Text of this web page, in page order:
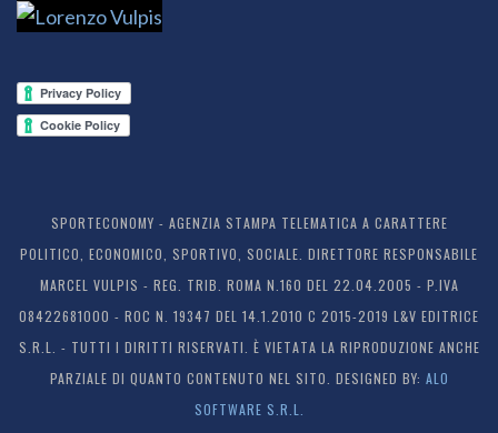
SPORTECONOMY - AGENZIA STAMPA TELEMATICA A CARATTERE
POLITICO, ECONOMICO, SPORTIVO, SOCIALE. DIRETTORE RESPONSABILE
MARCEL VULPIS - REG. TRIB. ROMA N.160 DEL 22.04.2005 - P.IVA
08422681000 - ROC N. 19347 DEL 14.1.2010 C 2015-2019 L&V EDITRICE
S.R.L. - TUTTI I DIRITTI RISERVATI. È VIETATA LA RIPRODUZIONE ANCHE
PARZIALE DI QUANTO CONTENUTO NEL SITO. DESIGNED BY: ALO
SOFTWARE S.R.L.